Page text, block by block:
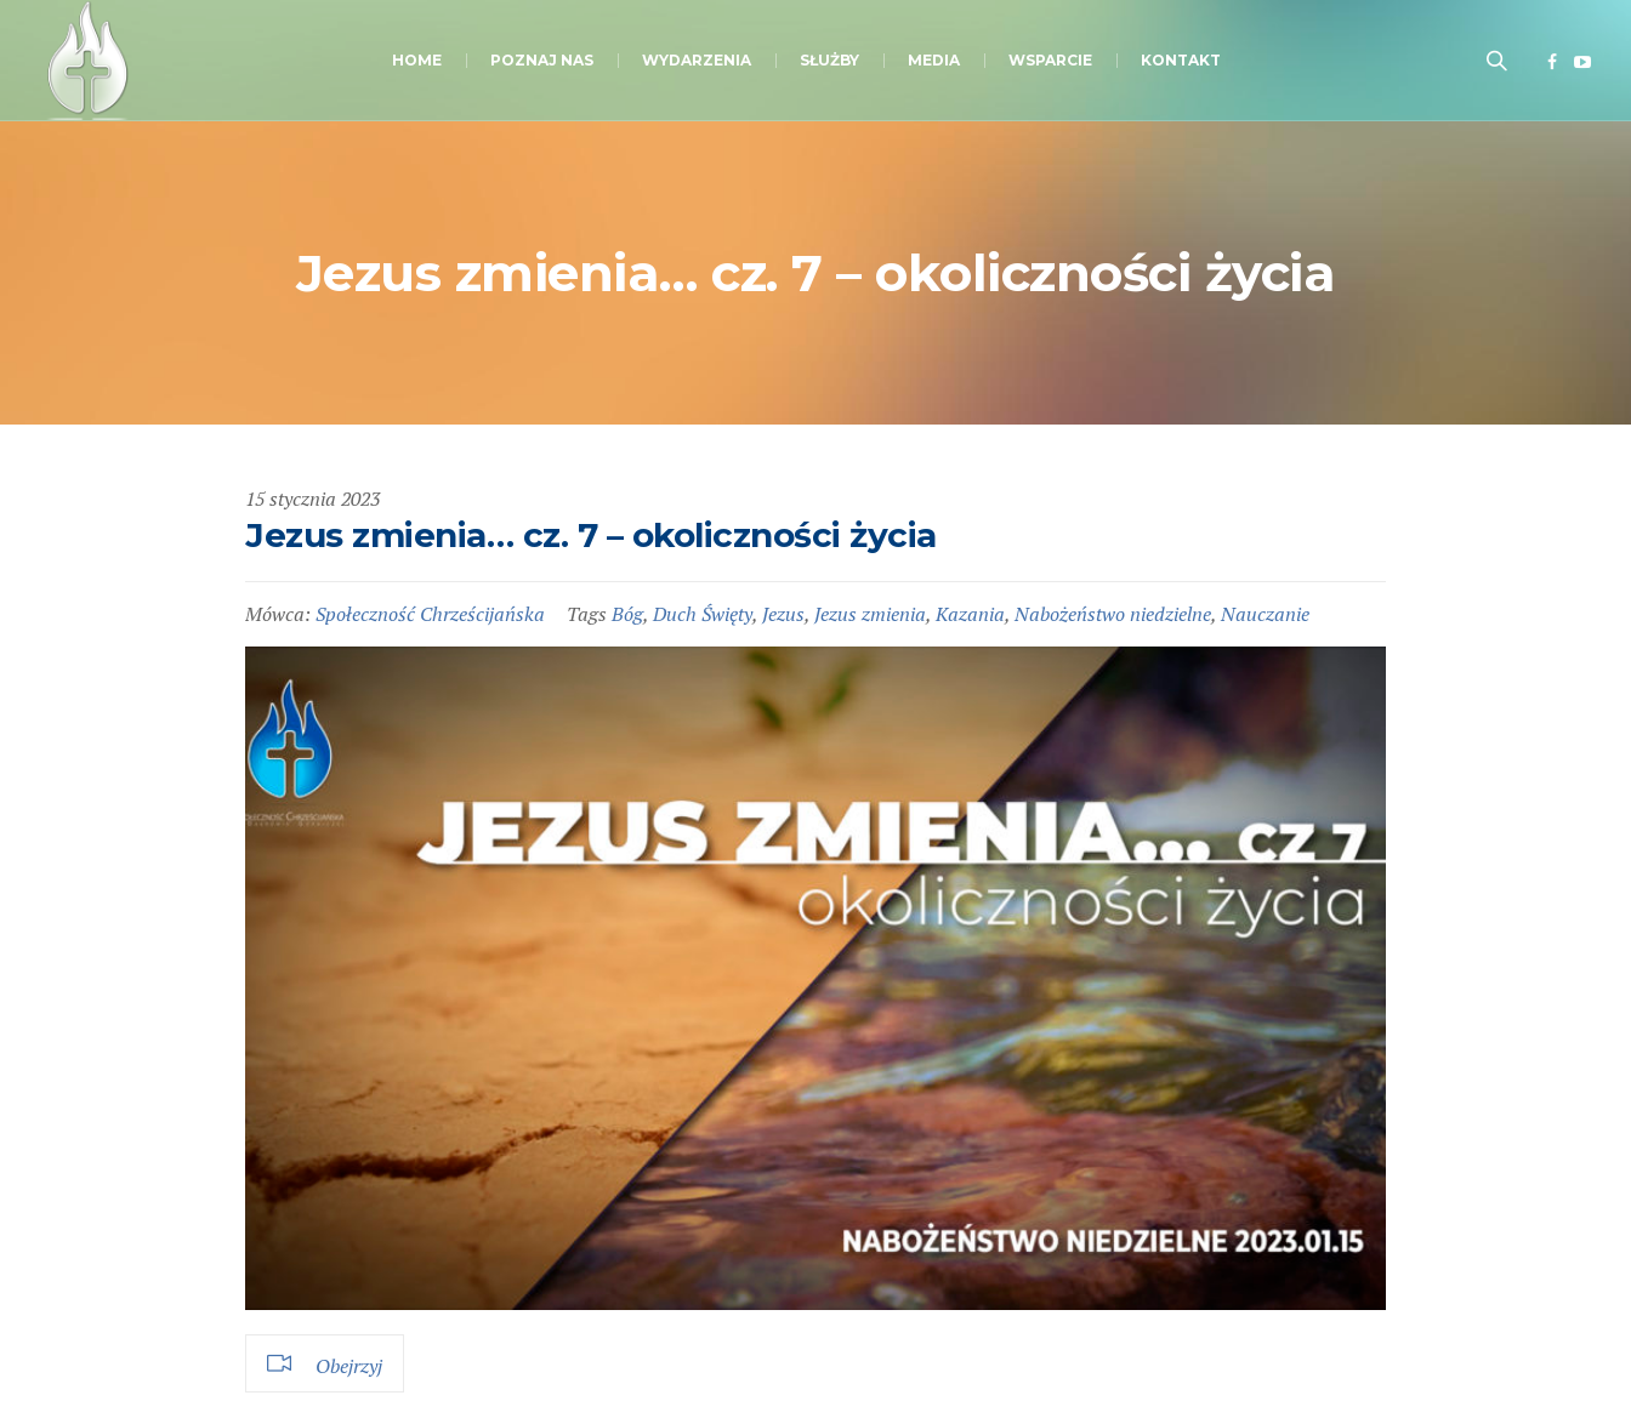
HOME POZNAJ NAS WYDARZENIA SŁUŻBY MEDIA WSPARCIE KONTAKT
Jezus zmienia… cz. 7 – okoliczności życia
15 stycznia 2023
Jezus zmienia… cz. 7 – okoliczności życia
Mówca: Społeczność Chrześcijańska TagsBóg,Duch Święty, Jezus, Jezus zmienia,Kazania,Nabożeństwo niedzielne,Nauczanie
Obejrzyj